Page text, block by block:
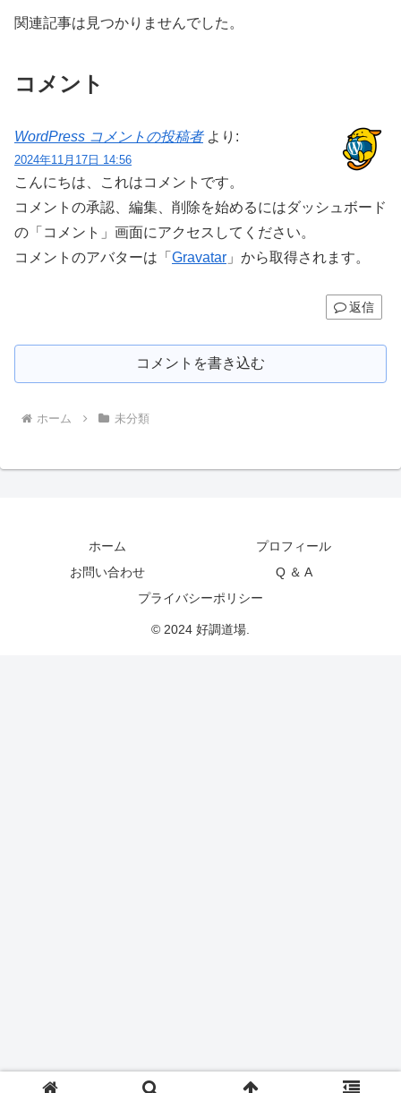
関連記事は見つかりませんでした。
コメント
WordPress コメントの投稿者 より:
2024年11月17日 14:56
こんにちは、これはコメントです。
コメントの承認、編集、削除を始めるにはダッシュボード
の「コメント」画面にアクセスしてください。
コメントのアバターは「 Gravatar 」から取得されます。
返信
コメントを書き込む
ホーム 未分類
ホーム
プロフィール
お問い合わせ
Q ＆ A
プライバシーポリシー
© 2024 好調道場.